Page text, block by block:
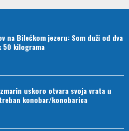
na Bilećkom jezeru: Som duži od dva
50 kilograma
uskoro otvara svoja vrata u
konobar/konobarica